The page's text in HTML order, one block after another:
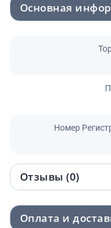
Основная
Номер
Отзывы (0)
Оплата и